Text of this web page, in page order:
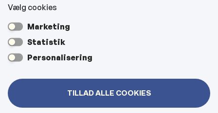
Kultur- & Borgerhuset
Hjemmeplejen og hjemmesygeplejen
Vælg cookies
Marketing
Statistik
Personalisering
TILLAD ALLE COOKIES